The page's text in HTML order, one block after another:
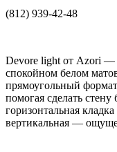
(812) 939-42-48
Devore light от Azori —
спокойном белом
прямоугольный
помогая сделать
горизонтальная
вертикальная —